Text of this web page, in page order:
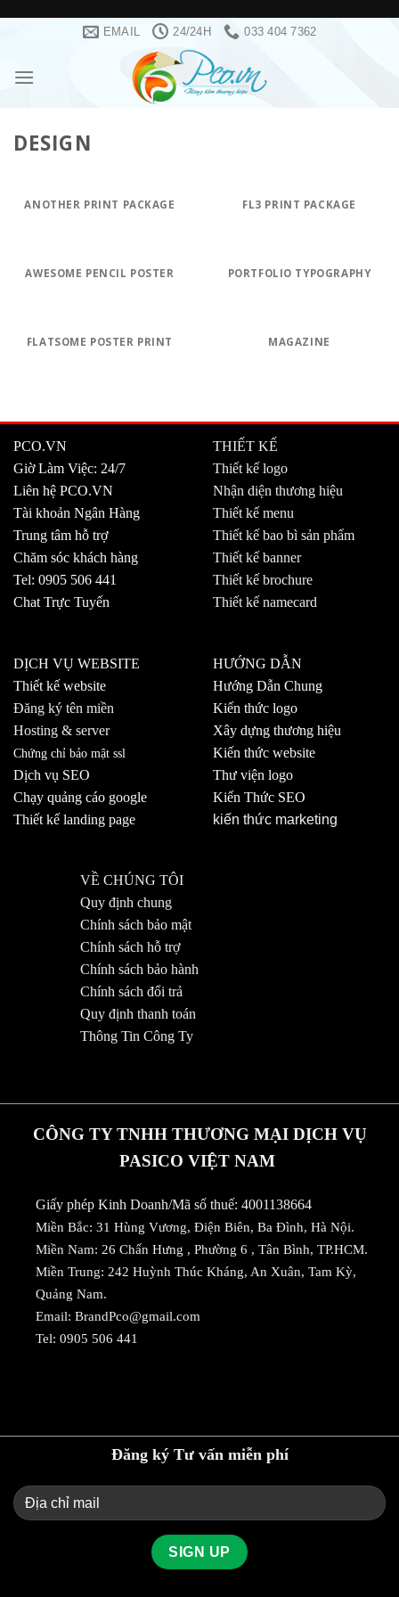
content
EMAIL 24/24H 033 404 7362
DESIGN
ANOTHER PRINT PACKAGE FL3 PRINT PACKAGE
AWESOME PENCIL POSTER PORTFOLIO TYPOGRAPHY
FLATSOME POSTER PRINT MAGAZINE
PCO.VN
Giờ Làm Việc: 24/7
Liên hệ PCO.VN
Tài khoản Ngân Hàng
Trung tâm hỗ trợ
Chăm sóc khách hàng
Tel: 0905 506 441
Chat Trực Tuyến
THIẾT KẾ
Thiết kế logo
Nhận diện thương hiệu
Thiết kế menu
Thiết kế bao bì sản phẩm
Thiết kế banner
Thiết kế brochure
Thiết kế namecard
DỊCH VỤ WEBSITE
Thiết kế website
Đăng ký tên miền
Hosting & server
Chứng chỉ bảo mật ssl
Dịch vụ SEO
Chạy quảng cáo google
Thiết kế landing page
HƯỚNG DẪN
Hướng Dẫn Chung
Kiến thức logo
Xây dựng thương hiệu
Kiến thức website
Thư viện logo
Kiến Thức SEO
kiến thức marketing
VỀ CHÚNG TÔI
Quy định chung
Chính sách bảo mật
Chính sách hỗ trợ
Chính sách bảo hành
Chính sách đổi trả
Quy định thanh toán
Thông Tin Công Ty
CÔNG TY TNHH THƯƠNG MẠI DỊCH VỤ
PASICO VIỆT NAM
Giấy phép Kinh Doanh/Mã số thuế: 4001138664
Miền Bắc: 31 Hùng Vương, Điện Biên, Ba Đình, Hà Nội.
Miền Nam: 26 Chấn Hưng , Phường 6 , Tân Bình, TP.HCM.
Miền Trung: 242 Huỳnh Thúc Kháng, An Xuân, Tam Kỳ,
Quảng Nam.
Email: BrandPco@gmail.com
Tel: 0905 506 441
Đăng ký Tư vấn miễn phí